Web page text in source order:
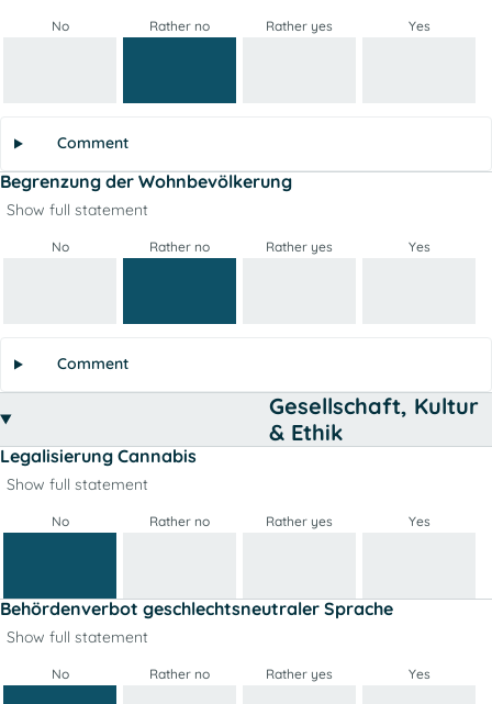
No Rather no Rather yes Yes
Comment
Begrenzung der Wohnbevölkerung
Show full statement
No Rather no Rather yes Yes
Comment
Gesellschaft, Kultur
& Ethik
Legalisierung Cannabis
Show full statement
No Rather no Rather yes Yes
Behördenverbot geschlechtsneutraler Sprache
Show full statement
No Rather no Rather yes Yes